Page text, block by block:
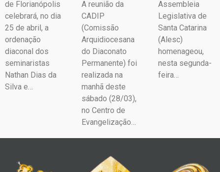
de Florianópolis
celebrará, no dia
25 de abril, a
ordenação
diaconal dos
seminaristas
Nathan Dias da
Silva e…
A reunião da
CADIP
(Comissão
Arquidiocesana
do Diaconato
Permanente) foi
realizada na
manhã deste
sábado (28/03),
no Centro de
Evangelização…
Assembleia
Legislativa de
Santa Catarina
(Alesc)
homenageou,
nesta segunda-
feira…